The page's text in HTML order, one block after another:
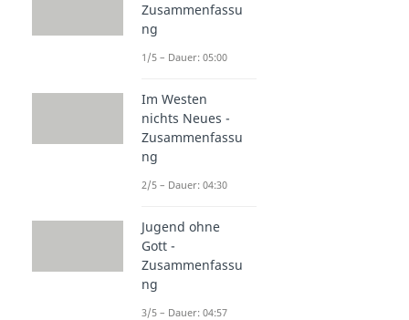
Zusammenfassu
ng
1/5 – Dauer: 05:00
Im Westen
nichts Neues -
Zusammenfassu
ng
2/5 – Dauer: 04:30
Jugend ohne
Gott -
Zusammenfassu
ng
3/5 – Dauer: 04:57